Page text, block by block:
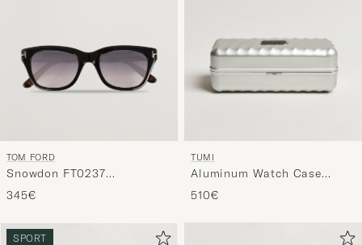
TOM FORD
Snowdon FT0237
Sunglasses Black
345€
TUMI
Aluminum Watch Case
Silver
510€
SPORT